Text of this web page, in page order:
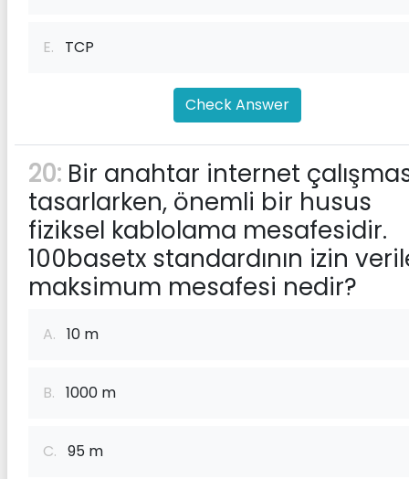
E. TCP
Check Answer
20: Bir anahtar internet
tasarlarken, önemli bir husus
fiziksel kablolama mesafesidir.
100basetx standardının izin
maksimum mesafesi nedir?
A. 10 m
B. 1000 m
C. 95 m